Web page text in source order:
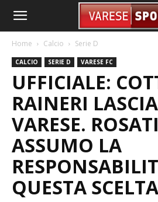
Home Calcio Serie D
CALCIO SERIE D VARESE FC
UFFICIALE:
RAINERI
VARESE.
ASSUMO LA
QUESTA